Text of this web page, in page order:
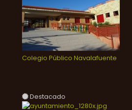
Colegio Público Navalafuente
Destacado